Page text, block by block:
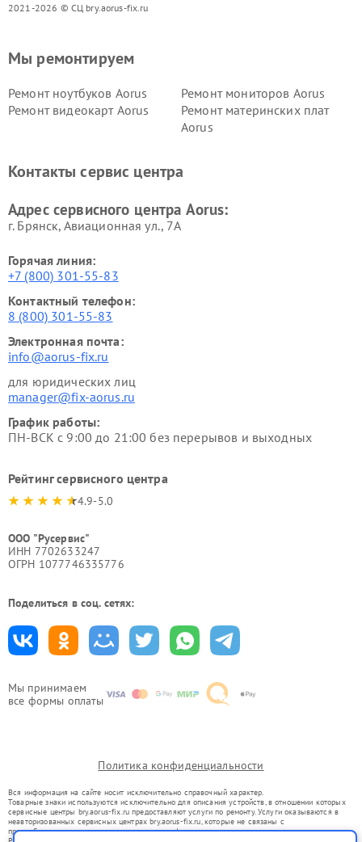
2021-2026 © СЦ bry.aorus-fix.ru
Мы принимаем
все формы оплаты
Мы ремонтируем
Ремонт ноутбуков Aorus
Ремонт мониторов Aorus
Ремонт видеокарт Aorus
Ремонт материнских плат
Aorus
Контакты сервис центра
Адрес сервисного центра Aorus:
г. Брянск, Авиационная ул., 7А
Горячая линия:
+7 (800) 301-55-83
Контактный телефон:
8 (800) 301-55-83
Электронная почта:
info@aorus-fix.ru
для юридических лиц
manager@fix-aorus.ru
График работы:
ПН-ВСК с 9:00 до 21:00 без перерывов и выходных
Рейтинг сервисного центра
4.9-5.0
ООО "Русервис"
ИНН 7702633247
ОГРН 1077746335776
Поделиться в соц. сетях:
Политика конфиденциальности
Вся информация на сайте носит исключительно справочный характер.
Товарные знаки используются исключительно для описания устройств, в отношении которых
сервисные центры bry.aorus-fix.ru предоставляют услуги по ремонту. Услуги оказываются в
неавторизованных сервисных центрах bry.aorus-fix.ru, которые не связаны с
правообладателями товарных знаков или их официальными представителями.